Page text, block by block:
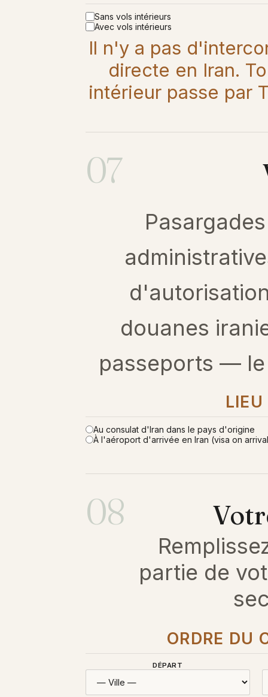
Sans vols intérieurs
Avec vols intérieurs
Il n'y a pas
directe en Iran.
intérieur passe par
07
douanes
passeports —
Au consulat d'Iran dans le pays d'origine
À l'aéroport d'arrivée en Iran (visa on
08
partie de
ORDRE DU
DÉPART